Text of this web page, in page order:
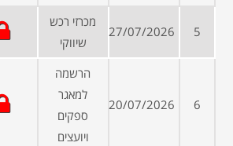
5
27/07/2026
מכרזי רכש
שיווקי
6
20/07/2026
הרשמה
למאגר
ספקים
ויועצים